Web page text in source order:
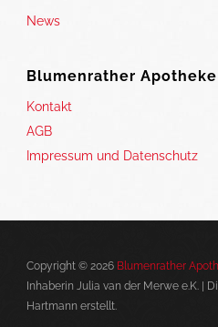
News
Blumenrather Apotheke
Kontakt
AGB
Impressum und Datenschutz
Copyright © 2026 Blumenrather
Inhaberin Julia van der Merwe e.K. |
Hartmann erstellt.